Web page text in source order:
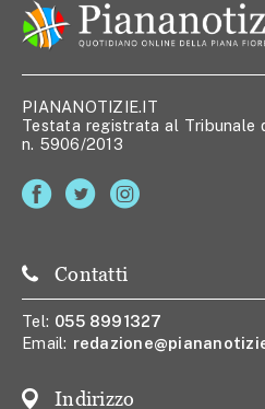
PIANANOTIZIE.IT
Testata registrata al Tribunale
n. 5906/2013
Contatti
Tel: 055 8991327
Email:
Indirizzo